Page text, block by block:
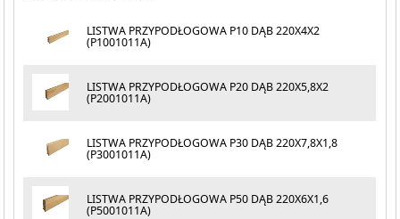
LISTWA PRZYPODŁOGOWA P10 DĄB 220X4X2
(P1001011A)
LISTWA PRZYPODŁOGOWA P20 DĄB 220X5,8X2
(P2001011A)
LISTWA PRZYPODŁOGOWA P30 DĄB 220X7,8X1,8
(P3001011A)
LISTWA PRZYPODŁOGOWA P50 DĄB 220X6X1,6
(P5001011A)